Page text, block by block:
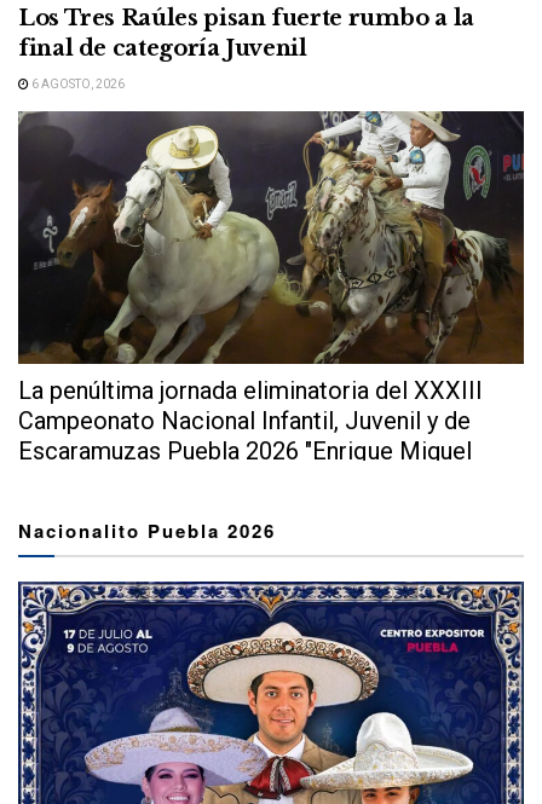
Los Tres Raúles pisan fuerte rumbo a la
final de categoría Juvenil
6 AGOSTO, 2026
La penúltima jornada eliminatoria del XXXIII
Campeonato Nacional Infantil, Juvenil y de
Escaramuzas Puebla 2026 "Enrique Miguel
Nacionalito Puebla 2026